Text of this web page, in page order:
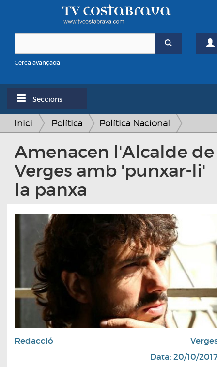
Cerca avançada
Seccions
Inici Política Política Nacional
Amenacen l'Alcalde de
Verges amb 'punxar-li'
la panxa
Redacció
Data: 20/10/